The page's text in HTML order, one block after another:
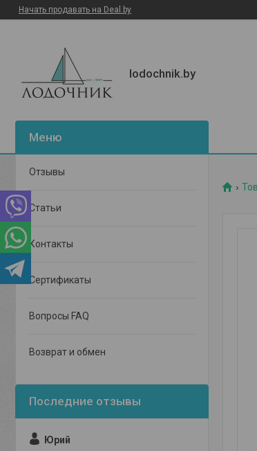
Начать продавать на Deal.by
lodochnik.by
Отзывы
Статьи
Контакты
Сертификаты
Вопросы FAQ
Возврат и обмен
Юрий